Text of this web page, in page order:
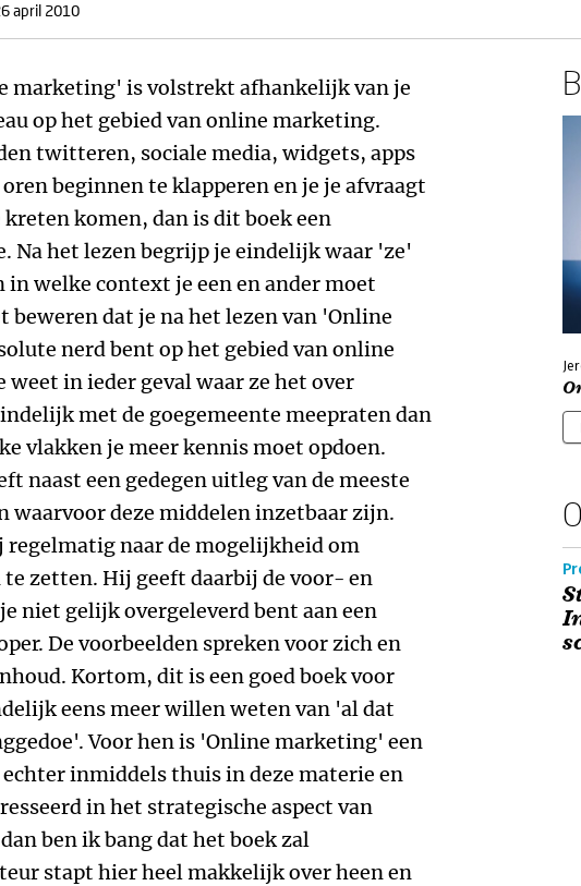
april 2010
marketing' is volstrekt afhankelijk van je
op het gebied van online marketing.
twitteren, sociale media, widgets, apps
beginnen te klapperen en je je afvraagt
komen, dan is dit boek een
Na het lezen begrijp je eindelijk waar 'ze'
in welke context je een en ander moet
beweren dat je na het lezen van 'Online
nerd bent op het gebied van online
in ieder geval waar ze het over
met de goegemeente meepraten dan
vlakken je meer kennis moet opdoen.
naast een gedegen uitleg van de meeste
waarvoor deze middelen inzetbaar zijn.
naar de mogelijkheid om
zetten. Hij geeft daarbij de voor- en
niet gelijk overgeleverd bent aan een
De voorbeelden spreken voor zich en
Kortom, dit is een goed boek voor
eens meer willen weten van 'al dat
Voor hen is 'Online marketing' een
echter inmiddels thuis in deze materie en
in het strategische aspect van
ben ik bang dat het boek zal
stapt hier heel makkelijk over heen en